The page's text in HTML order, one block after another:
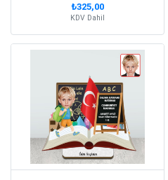
₺325,00
KDV Dahil